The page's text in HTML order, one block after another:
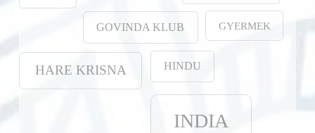
GOVINDA KLUB GYERMEK
HARE KRISNA HINDU
INDIA